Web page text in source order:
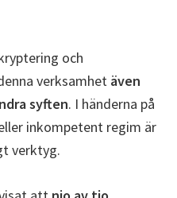
och
verksamhet även
syften. I händerna på
inkompetent regim är
verktyg.